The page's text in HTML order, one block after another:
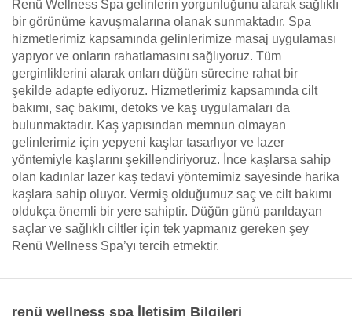
Renü Wellness Spa gelinlerin yorgunluğunu alarak sağlıklı
bir görünüme kavuşmalarına olanak sunmaktadır. Spa
hizmetlerimiz kapsamında gelinlerimize masaj uygulaması
yapıyor ve onların rahatlamasını sağlıyoruz. Tüm
gerginliklerini alarak onları düğün sürecine rahat bir
şekilde adapte ediyoruz. Hizmetlerimiz kapsamında cilt
bakımı, saç bakımı, detoks ve kaş uygulamaları da
bulunmaktadır. Kaş yapısından memnun olmayan
gelinlerimiz için yepyeni kaşlar tasarlıyor ve lazer
yöntemiyle kaşlarını şekillendiriyoruz. İnce kaşlarsa sahip
olan kadınlar lazer kaş tedavi yöntemimiz sayesinde harika
kaşlara sahip oluyor. Vermiş olduğumuz saç ve cilt bakımı
oldukça önemli bir yere sahiptir. Düğün günü parıldayan
saçlar ve sağlıklı ciltler için tek yapmanız gereken şey
Renü Wellness Spa’yı tercih etmektir.
renü wellness spa İletişim Bilgileri